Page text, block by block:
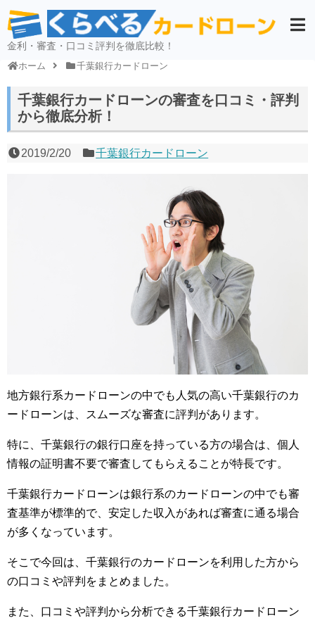
金利・審査・口コミ評判を徹底比較！
ホーム 千葉銀行カードローン
千葉銀行カードローンの審査を口コミ・評判
から徹底分析！
2019/2/20 千葉銀行カードローン
地方銀行系カードローンの中でも人気の高い千葉銀行のカ
ードローンは、スムーズな審査に評判があります。
特に、千葉銀行の銀行口座を持っている方の場合は、個人
情報の証明書不要で審査してもらえることが特長です。
千葉銀行カードローンは銀行系のカードローンの中でも審
査基準が標準的で、安定した収入があれば審査に通る場合
が多くなっています。
そこで今回は、千葉銀行のカードローンを利用した方から
の口コミや評判をまとめました。
また、口コミや評判から分析できる千葉銀行カードローン